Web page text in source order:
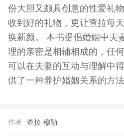
份大胆又颇具创意的性爱礼
收到好的礼物，更让查拉每
换新颜。 本书提倡婚姻中夫妻双方身体的亲密与心
理的亲密是相辅相成的，任
可以在夫妻的互动与理解中得到化解
供了一种养护婚姻关系的方
要忘记给自己的婚姻生活适
【推荐语】
作者 查拉·穆勒